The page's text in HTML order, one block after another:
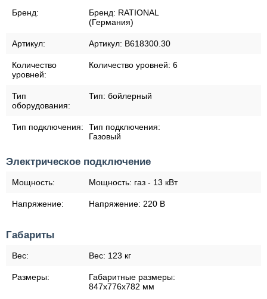
Бренд: Бренд: RATIONAL
(Германия)
Артикул: Артикул: B618300.30
Количество
уровней:
Количество уровней: 6
Тип
оборудования:
Тип: бойлерный
Тип подключения:
Тип подключения:
Газовый
Электрическое подключение
Мощность: Мощность: газ - 13 кВт
Напряжение: Напряжение: 220 В
Габариты
Вес: Вес: 123 кг
Размеры:
Габаритные размеры:
847х776х782 мм